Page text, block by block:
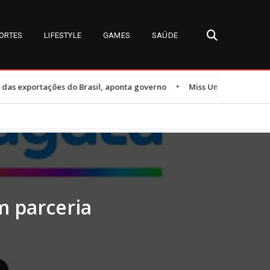
LIFESTYLE GAMES SAÚDE
aponta governo•Miss Universe Brasil 2026: detalhes
parceria